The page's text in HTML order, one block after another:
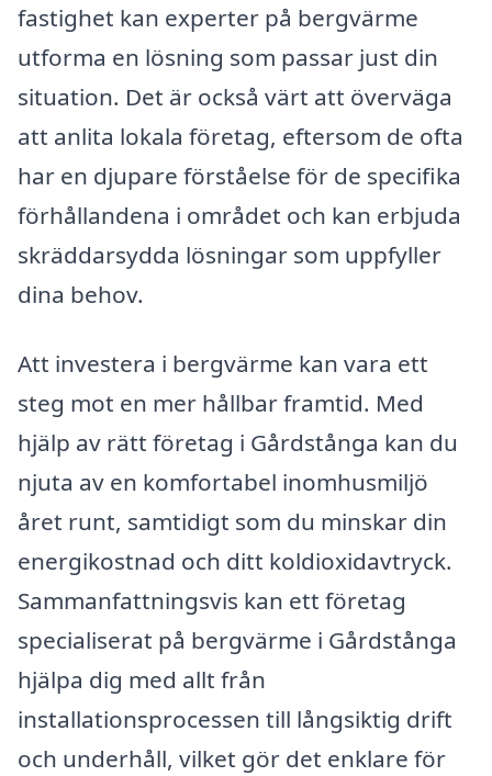
fastighet kan experter på bergvärme
utforma en lösning som passar just din
situation. Det är också värt att överväga
att anlita lokala företag, eftersom de ofta
har en djupare förståelse för de specifika
förhållandena i området och kan erbjuda
skräddarsydda lösningar som uppfyller
dina behov.
Att investera i bergvärme kan vara ett
steg mot en mer hållbar framtid. Med
hjälp av rätt företag i Gårdstånga kan du
njuta av en komfortabel inomhusmiljö
året runt, samtidigt som du minskar din
energikostnad och ditt koldioxidavtryck.
Sammanfattningsvis kan ett företag
specialiserat på bergvärme i Gårdstånga
hjälpa dig med allt från
installationsprocessen till långsiktig drift
och underhåll, vilket gör det enklare för